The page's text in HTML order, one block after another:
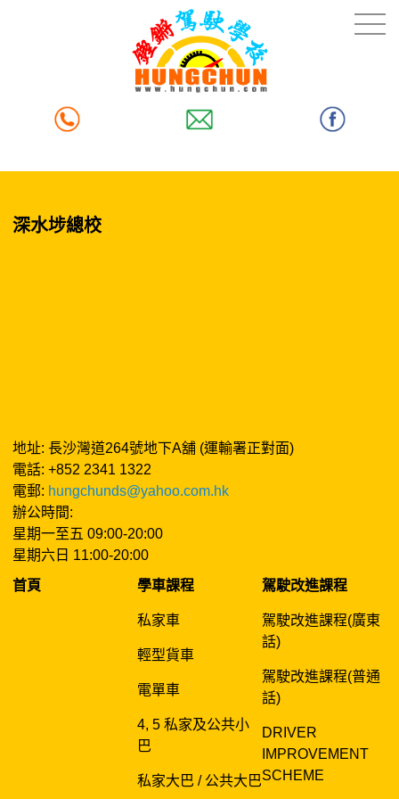
深水埗總校
地址: 長沙灣道264號地下A舖 (運輸署正對面)
電話: +852 2341 1322
電郵: hungchunds@yahoo.com.hk
辦公時間:
星期一至五 09:00-20:00
星期六日 11:00-20:00
首頁
學車課程
私家車
輕型貨車
電單車
4, 5 私家及公共小
巴
私家大巴 / 公共大巴
駕駛改進課程
駕駛改進課程(廣東
話)
駕駛改進課程(普通
話)
DRIVER
IMPROVEMENT
SCHEME